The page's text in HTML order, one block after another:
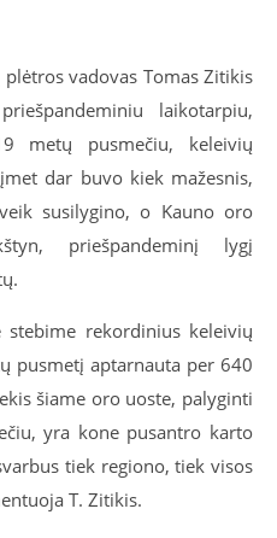
vadovas Tomas Zitikis
laikotarpiu,
metų pusmečiu, keleivių
dar buvo kiek mažesnis,
susilygino, o Kauno oro
priešpandeminį lygį
rekordinius keleivių
pusmetį aptarnauta per 640
šiame oro uoste, palyginti
yra kone pusantro karto
tiek regiono, tiek visos
T. Zitikis.